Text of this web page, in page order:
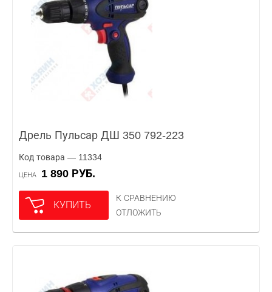
Дрель Пульсар ДШ 350 792-223
Код товара — 11334
ЦЕНА 1 890 РУБ.
КУПИТЬ
К СРАВНЕНИЮ
ОТЛОЖИТЬ